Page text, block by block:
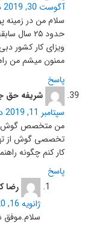
آگوست 30, 2019 در 9:38 ب.ظ
سلام من در
حدود ۲۵
ویزای کار کشور
ممنون میشم من
پاسخ
شریفه حق
سپتامبر 11, 2019 در 5:27 ب.ظ
من متخصص گوش و
تخصصی گوش از
کار کنم چگونه
پاسخ
رضا
ژانویه 16, 2020 در 7:43 ب.ظ
سلام.موفق